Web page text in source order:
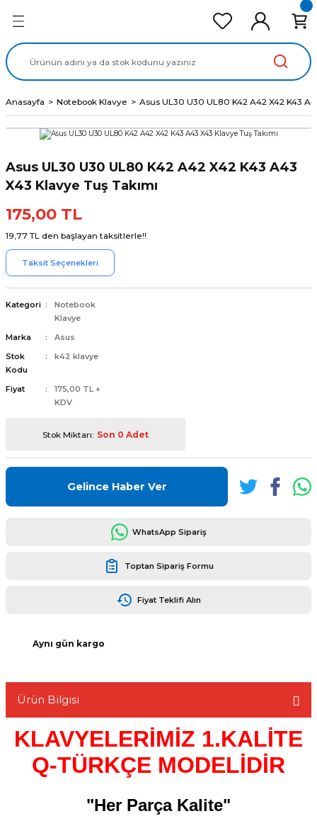
Ekran Panel
Data Kablo
Anasayfa Notebook Klavye Asus UL30 U30 UL80 K42 A42 X42 K43
Asus UL30 U30 UL80 K42 A42 X42 K43 A43
X43 Klavye Tuş Takımı
175,00 TL
19,77 TL den başlayan taksitlerle!!
Taksit Seçenekleri
Kategori
Notebook
Klavye
Marka
Asus
Stok
Kodu
k42 klavye
Fiyat
175,00 TL +
KDV
Stok Miktarı: Son 0 Adet
Gelince Haber Ver
WhatsApp Sipariş
Toptan Sipariş Formu
Fiyat Teklifi Alın
Aynı gün kargo
Ürün Bilgisi
KLAVYELERİMİZ 1.KALİTE
Q-TÜRKÇE MODELİDİR
"Her Parça Kalite"